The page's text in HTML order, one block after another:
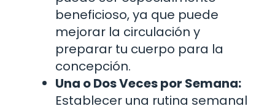
beneficioso, ya que puede
mejorar la circulación y
preparar tu cuerpo para la
concepción.
Una o Dos Veces por Semana:
Establecer una rutina semanal